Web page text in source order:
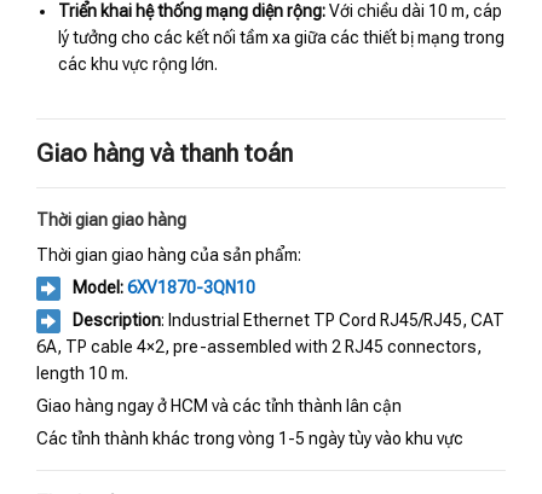
Triển khai hệ thống mạng diện rộng:Với chiều dài 10 m, cáp
lý tưởng cho các kết nối tầm xa giữa các thiết bị mạng trong
các khu vực rộng lớn.
Giao hàng và thanh toán
Thời gian giao hàng
Thời gian giao hàng của sản phẩm:
Model:6XV1870-3QN10
Description: Industrial Ethernet TP Cord RJ45/RJ45, CAT
6A, TP cable 4×2, pre-assembled with 2 RJ45 connectors,
length 10 m.
Giao hàng ngay ở HCM và các tỉnh thành lân cận
Các tỉnh thành khác trong vòng 1-5 ngày tùy vào khu vực